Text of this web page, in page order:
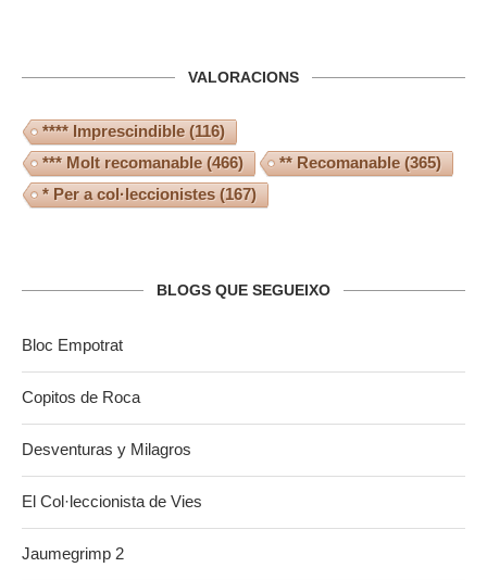
VALORACIONS
**** Imprescindible(116)
*** Molt recomanable(466) ** Recomanable(365)
* Per a col·leccionistes (167)
BLOGS QUE SEGUEIXO
Bloc Empotrat
Copitos de Roca
Desventuras y Milagros
El Col·leccionista de Vies
Jaumegrimp 2